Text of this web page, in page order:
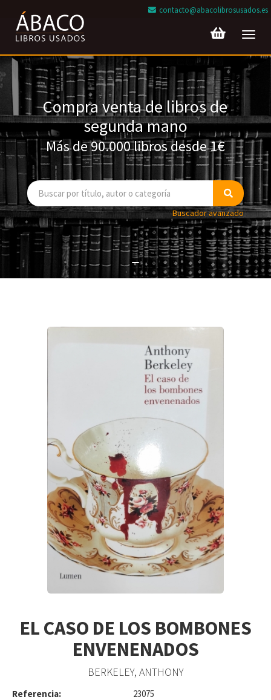
contacto@abacolibrosusados.es
Compra venta de libros de
segunda mano
Más de 90.000 libros desde 1€
Buscador avanzado
EL CASO DE LOS BOMBONES
ENVENENADOS
BERKELEY, ANTHONY
Referencia: 23075